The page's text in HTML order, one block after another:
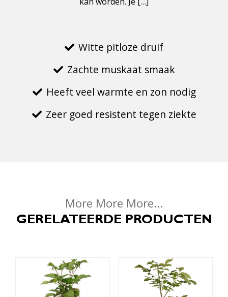
Witte pitloze druif
Zachte muskaat smaak
Heeft veel warmte en zon nodig
Zeer goed resistent tegen ziekte
More More More...
GERELATEERDE PRODUCTEN